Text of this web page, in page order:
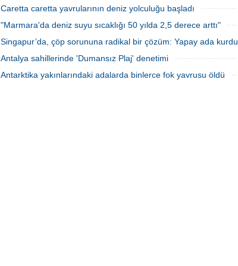
Caretta caretta yavrularının deniz yolculuğu başladı
"Marmara'da deniz suyu sıcaklığı 50 yılda 2,5 derece arttı"
Singapur’da, çöp sorununa radikal bir çözüm: Yapay ada
Antalya sahillerinde 'Dumansız Plaj' denetimi
Antarktika yakınlarındaki adalarda binlerce fok yavrusu öldü